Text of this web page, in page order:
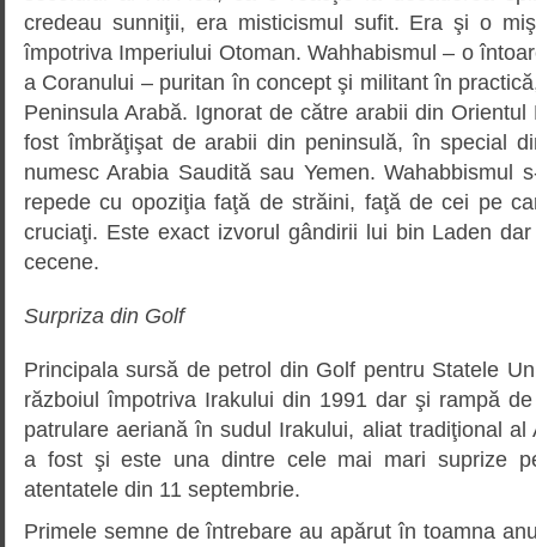
credeau sunniţii, era misticismul sufit. Era şi o
împotriva Imperiului Otoman. Wahhabismul – o
a Coranului – puritan în concept şi militant în
Peninsula Arabă. Ignorat de către arabii din
fost îmbrăţişat de arabii din peninsulă, în special
numesc Arabia Saudită sau Yemen. Wahabbismul
repede cu opoziţia faţă de străini, faţă de cei pe
cruciaţi. Este exact izvorul gândirii lui bin Laden
cecene.
Surpriza din Golf
Principala sursă de petrol din Golf pentru Statele
războiul împotriva Irakului din 1991 dar şi rampă
patrulare aeriană în sudul Irakului, aliat tradiţional al
a fost şi este una dintre cele mai mari suprize
atentatele din 11 septembrie.
Primele semne de întrebare au apărut în toamna